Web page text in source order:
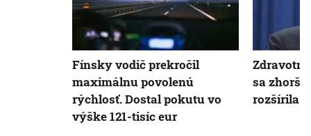
Fínsky vodič prekročil
maximálnu povolenú
rýchlosť. Dostal pokutu vo
výške 121-tisíc eur
sa
rozšírila